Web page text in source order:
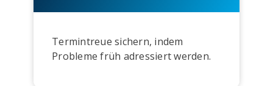
Termintreue sichern, indem
Probleme früh adressiert werden.